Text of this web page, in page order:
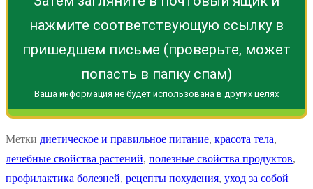
нажмите соответствующую ссылку в
пришедшем письме (проверьте, может
попасть в папку спам)
Ваша информация не будет использована в других целях
Метки диетическое и правильное питание, красота тела,
лечебные свойства растений, полезные свойства продуктов,
профилактика болезней, рецепты похудения, уход за собой